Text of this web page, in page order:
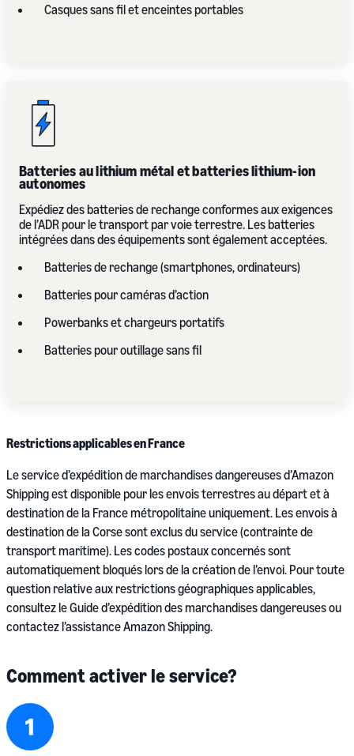
Casques sans fil et enceintes portables
Batteries au lithium métal et batteries lithium-ion
autonomes
Expédiez des batteries de rechange conformes aux exigences
de l’ADR pour le transport par voie terrestre. Les batteries
intégrées dans des équipements sont également acceptées.
Batteries de rechange (smartphones, ordinateurs)
Batteries pour caméras d’action
Powerbanks et chargeurs portatifs
Batteries pour outillage sans fil
Restrictions applicables en France
Le service d’expédition de marchandises dangereuses d’Amazon
Shipping est disponible pour les envois terrestres au départ et à
destination de la France métropolitaine uniquement. Les envois à
destination de la Corse sont exclus du service (contrainte de
transport maritime). Les codes postaux concernés sont
automatiquement bloqués lors de la création de l’envoi. Pour toute
question relative aux restrictions géographiques applicables,
consultez le Guide d’expédition des marchandises dangereuses ou
contactez l’assistance Amazon Shipping.
Comment activer le service?